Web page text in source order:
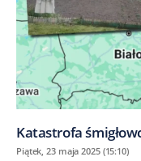
Katastrofa
Piątek, 23 maja 2025 (15:10)